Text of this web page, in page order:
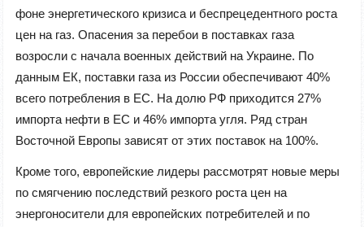
фоне энергетического кризиса и беспрецедентного роста
цен на газ. Опасения за перебои в поставках газа
возросли с начала военных действий на Украине. По
данным ЕК, поставки газа из России обеспечивают 40%
всего потребления в ЕС. На долю РФ приходится 27%
импорта нефти в ЕС и 46% импорта угля. Ряд стран
Восточной Европы зависят от этих поставок на 100%.
Кроме того, европейские лидеры рассмотрят новые меры
по смягчению последствий резкого роста цен на
энергоносители для европейских потребителей и по